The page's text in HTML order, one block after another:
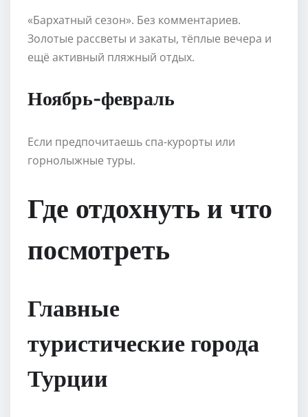
«Бархатный сезон». Без комментариев.
Золотые рассветы и закаты, тёплые вечера и
ещё активный пляжный отдых.
Ноябрь-февраль
Если предпочитаешь спа-курорты или
горнолыжные туры.
Где отдохнуть и что
посмотреть
Главные
туристические города
Турции